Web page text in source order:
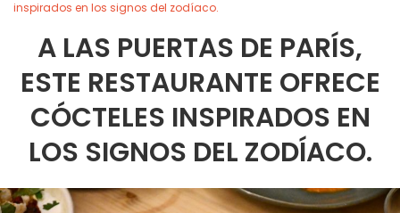
inspirados en los signos del zodíaco.
A LAS PUERTAS DE PARÍS,
ESTE RESTAURANTE OFRECE
CÓCTELES INSPIRADOS EN
LOS SIGNOS DEL ZODÍACO.